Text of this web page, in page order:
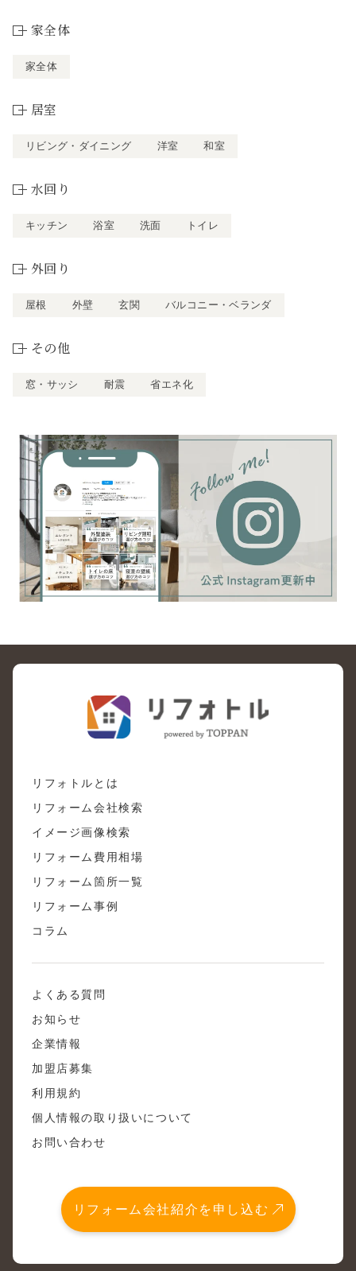
家全体
家全体
居室
リビング・ダイニング 洋室 和室
水回り
キッチン 浴室 洗面 トイレ
外回り
屋根 外壁 玄関 バルコニー・ベランダ
その他
窓・サッシ 耐震 省エネ化
リフォトルとは
リフォーム会社検索
イメージ画像検索
リフォーム費用相場
リフォーム箇所一覧
リフォーム事例
コラム
よくある質問
お知らせ
企業情報
加盟店募集
利用規約
個人情報の取り扱いについて
お問い合わせ
リフォーム会社紹介を申し込む